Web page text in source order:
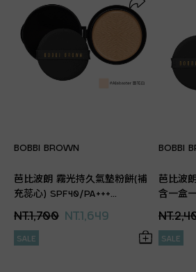
BOBBI BROWN
芭比波朗 霧光持久氣墊粉餅(補
充蕊心) SPF40/PA+++
司貨)
NT.1,700 NT.1,649
SALE
BOBBI
芭比波
含一盒
司貨)
SALE